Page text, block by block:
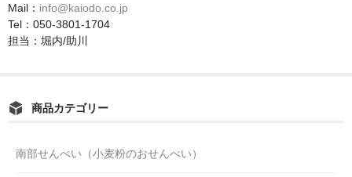
Mail： info@kaiodo.co.jp
Tel：050-3801-1704
担当：堀内/助川
商品カテゴリー
南部せんべい（小麦粉のおせんべい）